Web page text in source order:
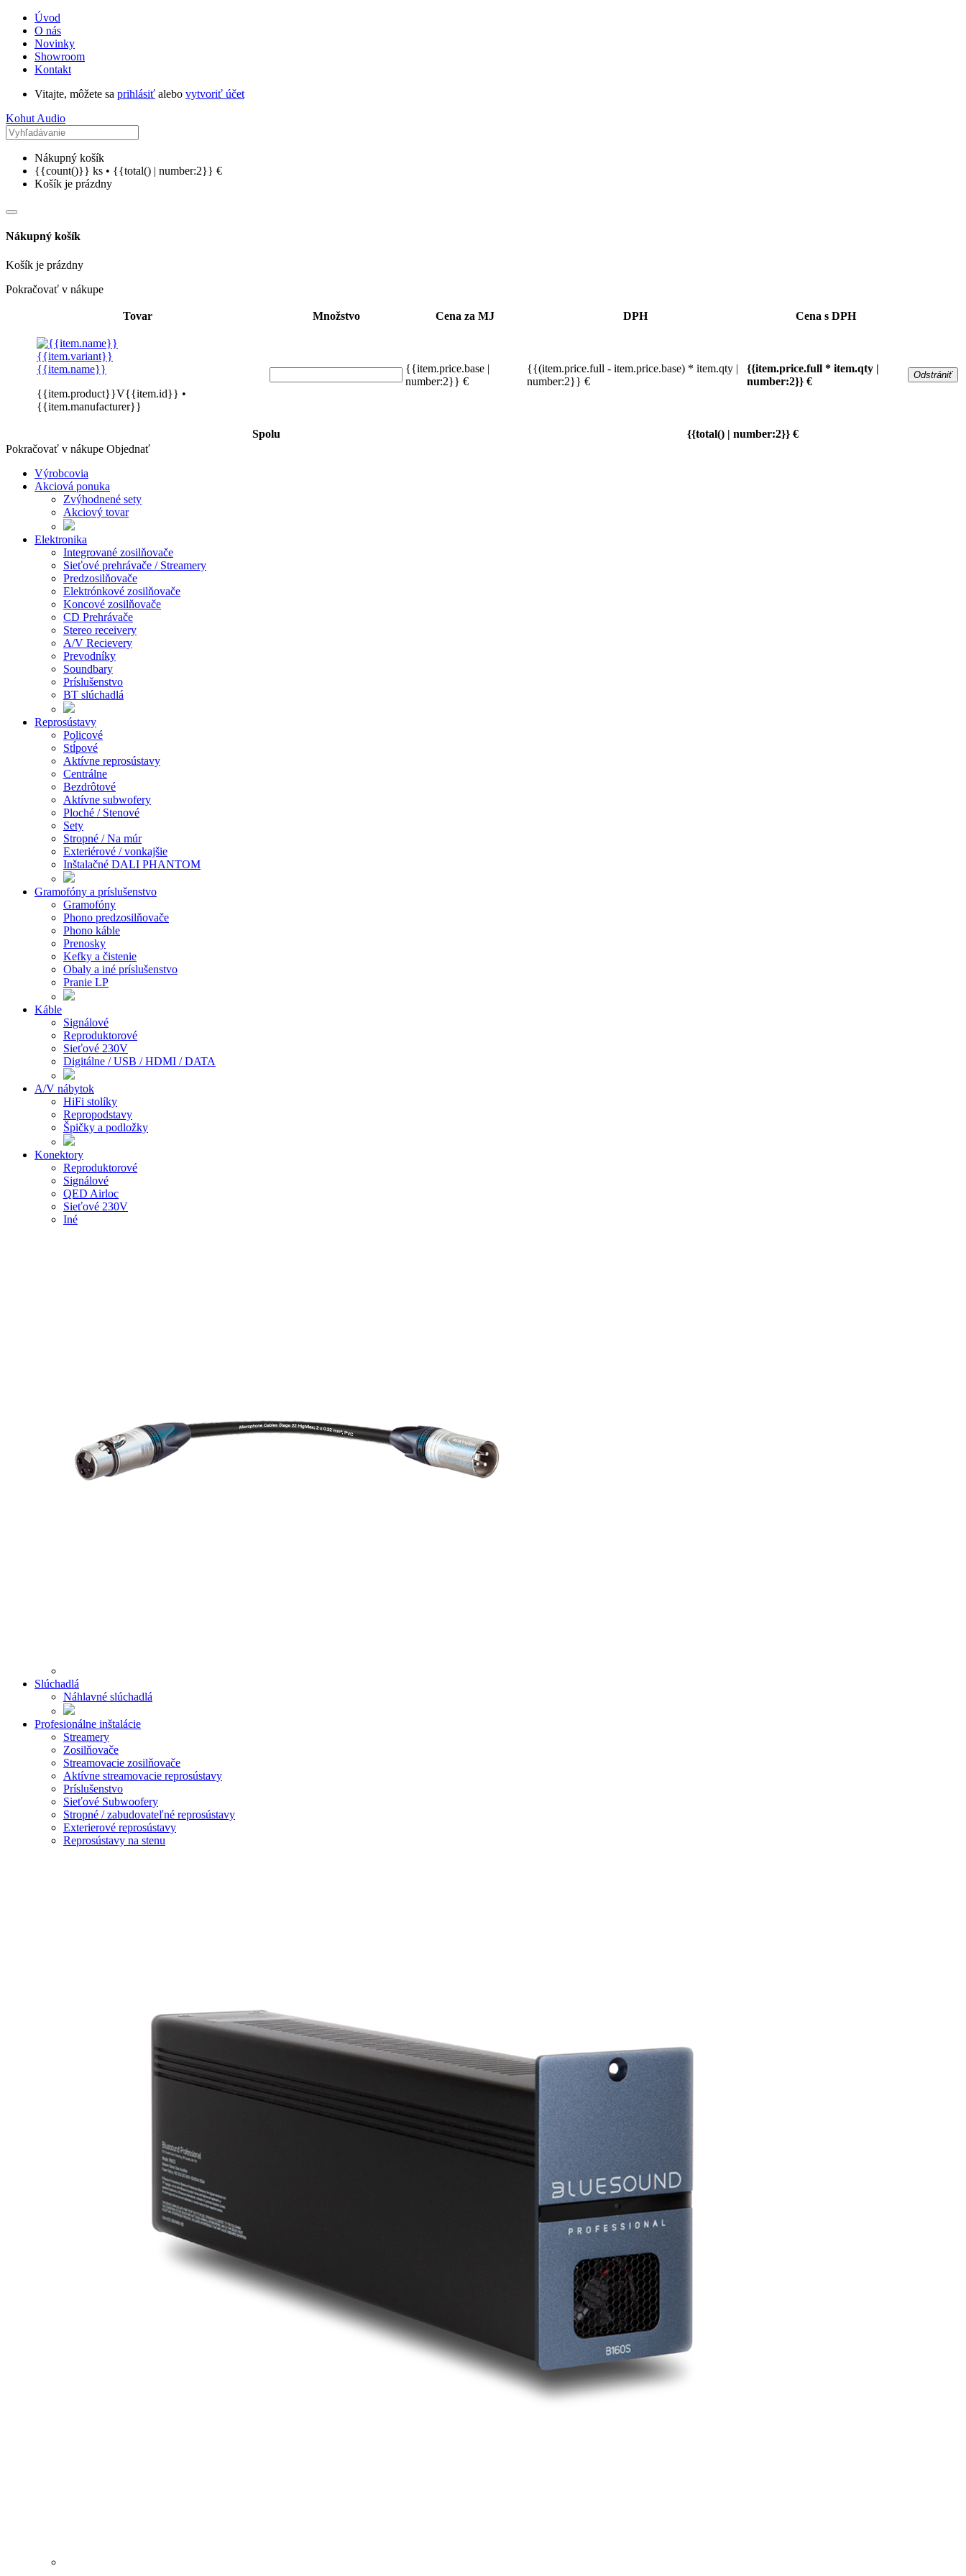
Úvod
O nás
Novinky
Showroom
Kontakt
Vitajte, môžete sa prihlásiť alebo vytvoriť účet
Kohut Audio
Nákupný košík
{{count()}} ks • {{total() | number:2}} €
Košík je prázdny
Nákupný košík
Košík je prázdny
Pokračovať v nákupe
Tovar Množstvo Cena za MJ DPH Cena s DPH
{{item.variant}}
{{item.name}}
{{item.product}}V{{item.id}} •
{{item.manufacturer}}
{{item.price.base |
number:2}} €
{{(item.price.full - item.price.base) * item.qty |
number:2}} €
{{item.price.full * item.qty |
number:2}} €
Odstrániť
Spolu
{{total() | number:2}} €
Pokračovať v nákupe Objednať
Výrobcovia
Akciová ponuka
Zvýhodnené sety
Akciový tovar
Elektronika
Integrované zosilňovače
Sieťové prehrávače / Streamery
Predzosilňovače
Elektrónkové zosilňovače
Koncové zosilňovače
CD Prehrávače
Stereo receivery
A/V Recievery
Prevodníky
Soundbary
Príslušenstvo
BT slúchadlá
Reprosústavy
Policové
Stĺpové
Aktívne reprosústavy
Centrálne
Bezdrôtové
Aktívne subwofery
Ploché / Stenové
Sety
Stropné / Na múr
Exteriérové / vonkajšie
Inštalačné DALI PHANTOM
Gramofóny a príslušenstvo
Gramofóny
Phono predzosilňovače
Phono káble
Prenosky
Kefky a čistenie
Obaly a iné príslušenstvo
Pranie LP
Káble
Signálové
Reproduktorové
Sieťové 230V
Digitálne / USB / HDMI / DATA
A/V nábytok
HiFi stolíky
Repropodstavy
Špičky a podložky
Konektory
Reproduktorové
Signálové
QED Airloc
Sieťové 230V
Iné
Slúchadlá
Náhlavné slúchadlá
Profesionálne inštalácie
Streamery
Zosilňovače
Streamovacie zosilňovače
Aktívne streamovacie reprosústavy
Príslušenstvo
Sieťové Subwoofery
Stropné / zabudovateľné reprosústavy
Exterierové reprosústavy
Reprosústavy na stenu